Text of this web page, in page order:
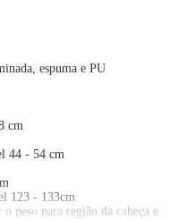
espuma e PU
cm
44 - 54 cm
123 - 133cm
peso para região da cabeça e